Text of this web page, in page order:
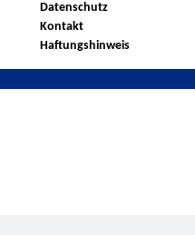
Datenschutz
Kontakt
Haftungshinweis